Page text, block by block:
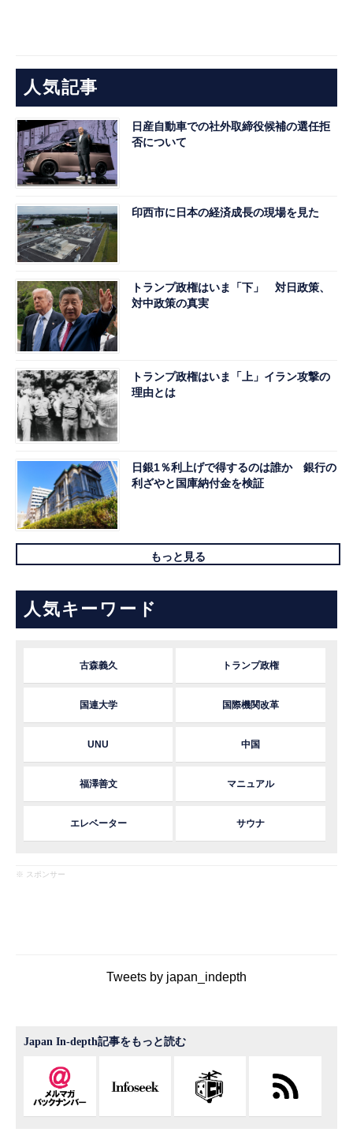
人気記事
日産自動車での社外取締役候補の選任拒
否について
印西市に日本の経済成長の現場を見た
トランプ政権はいま「下」 対日政策、
対中政策の真実
トランプ政権はいま「上」イラン攻撃の
理由とは
日銀1％利上げで得するのは誰か 銀行の
利ざやと国庫納付金を検証
もっと見る
人気キーワード
古森義久 トランプ政権
国連大学 国際機関改革
UNU 中国
福澤善文 マニュアル
エレベーター サウナ
※ スポンサー
Tweets by japan_indepth
Japan In-depth記事をもっと読む